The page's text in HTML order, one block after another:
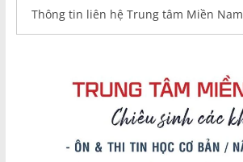
Thông tin liên hệ Trung tâm Miền Nam